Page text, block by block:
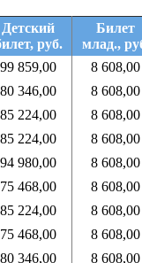
Детский
руб.
Билет
млад.,
99 859,00 8 608,00
80 346,00 8 608,00
85 224,00 8 608,00
85 224,00 8 608,00
94 980,00 8 608,00
75 468,00 8 608,00
85 224,00 8 608,00
75 468,00 8 608,00
80 346,00 8 608,00